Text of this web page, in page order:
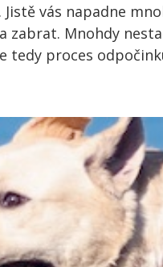
vás napadne
zabrat. Mnohdy
tedy proces